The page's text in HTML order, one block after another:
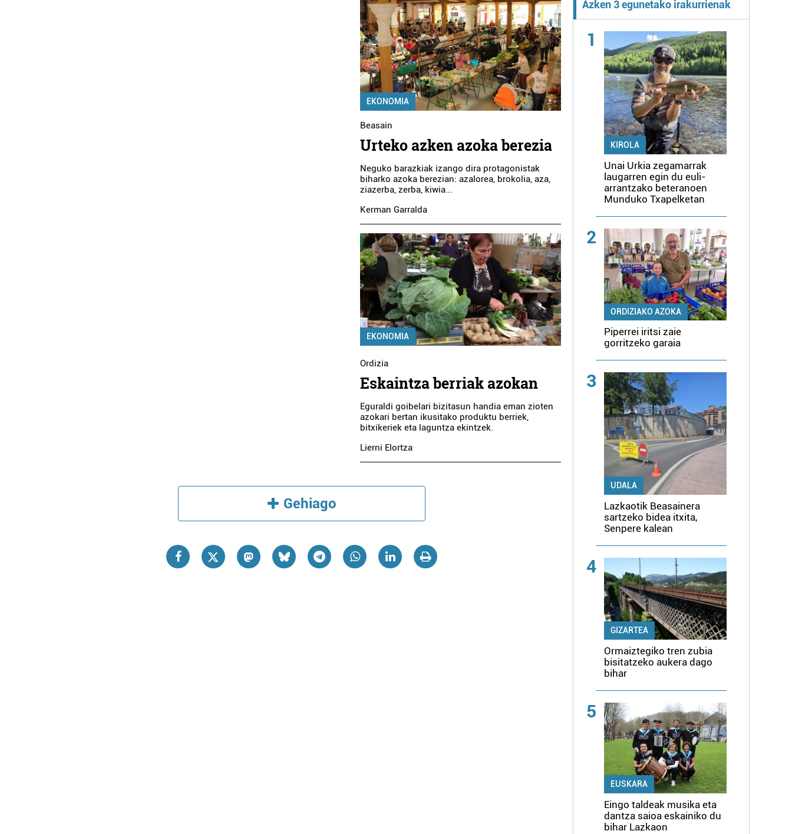
EKONOMIA
Beasain
Urteko azken azoka berezia
Neguko barazkiak izango dira protagonistak
biharko azoka berezian: azalorea, brokolia, aza,
ziazerba, zerba, kiwia...
Kerman Garralda
EKONOMIA
Ordizia
Eskaintza berriak azokan
Eguraldi goibelari bizitasun handia eman zioten
azokari bertan ikusitako produktu berriek,
bitxikeriek eta laguntza ekintzek.
Lierni Elortza
Gehiago
Azken 3 egunetako irakurrienak
1
KIROLA
Unai Urkia zegamarrak
laugarren egin du euli-
arrantzako beteranoen
Munduko Txapelketan
2
ORDIZIAKO AZOKA
Piperrei iritsi zaie
gorritzeko garaia
3
UDALA
Lazkaotik Beasainera
sartzeko bidea itxita,
Senpere kalean
4
GIZARTEA
Ormaiztegiko tren zubia
bisitatzeko aukera dago
bihar
5
EUSKARA
Eingo taldeak musika eta
dantza saioa eskainiko du
bihar Lazkaon